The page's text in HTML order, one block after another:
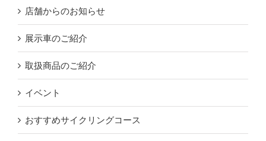
店舗からのお知らせ
展示車のご紹介
取扱商品のご紹介
イベント
おすすめサイクリングコース